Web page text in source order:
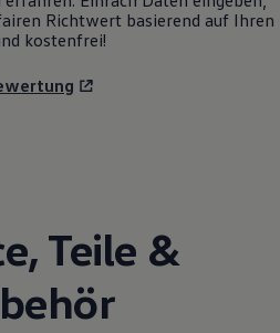
Richtwert basierend auf Ihren
kostenfrei!
, Teile &